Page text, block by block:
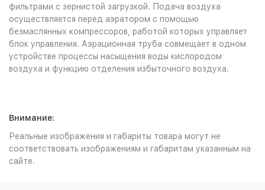
фильтрами с зернистой загрузкой. Подача воздуха
осуществляется перед аэратором с помощью
безмаслянных компрессоров, работой которых управляет
блок управления. Аэрационная труба совмещает в одном
устройстве процессы насыщения воды кислородом
воздуха и функцию отделения избыточного воздуха.
Внимание:
Реальные изображения и габариты товара могут не
соответствовать изображениям и габаритам указанным на
сайте.